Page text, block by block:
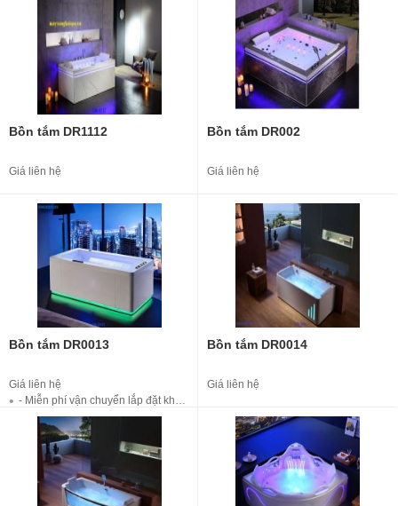
Bồn tắm DR1112
Giá liên hệ
Bồn tắm DR002
Giá liên hệ
Bồn tắm DR0013
Giá liên hệ
- Miễn phí vận chuyển lắp đặt khu vực nội thành Hà Nội
- Miễn phí khảo sát tại nhà
- Bảo hành 10 năm
Bồn tắm DR0014
Giá liên hệ